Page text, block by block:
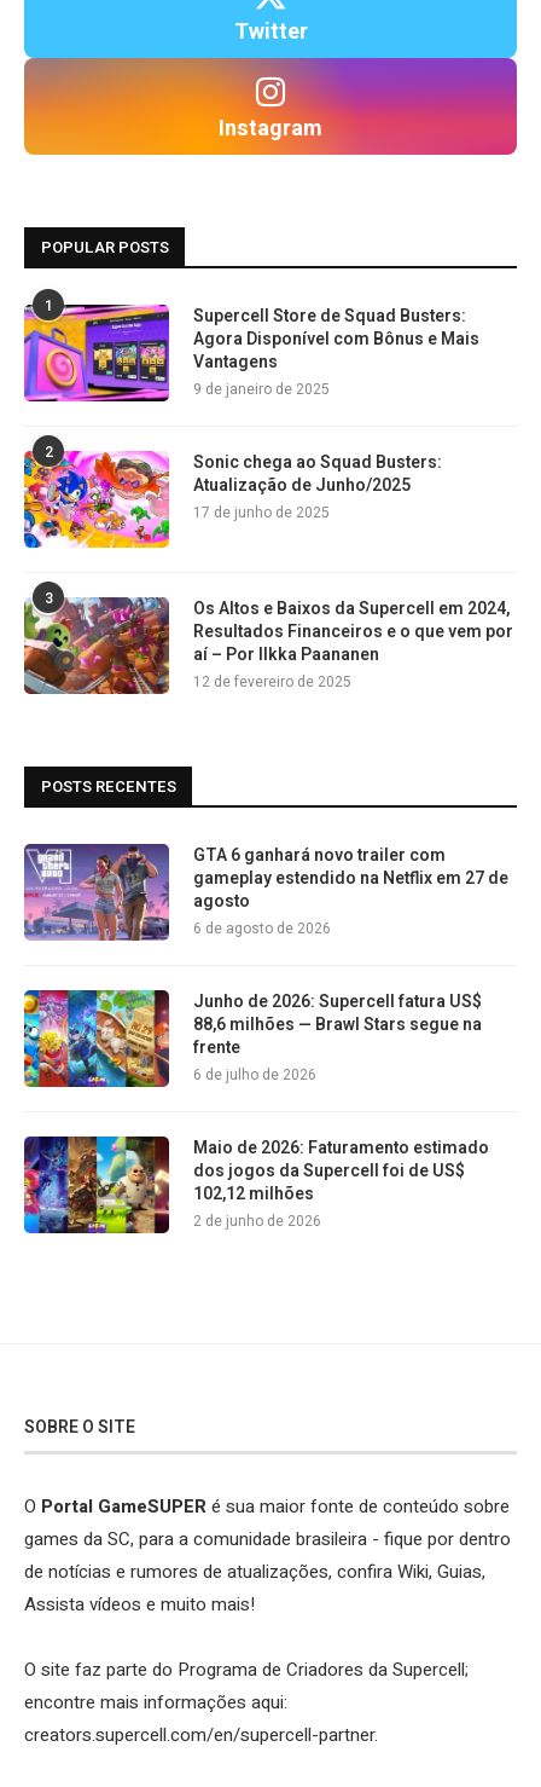
Twitter
Instagram
POPULAR POSTS
1
Supercell Store de Squad Busters:
Agora Disponível com Bônus e Mais
Vantagens
9 de janeiro de 2025
2
Sonic chega ao Squad Busters:
Atualização de Junho/2025
17 de junho de 2025
3
Os Altos e Baixos da Supercell em 2024,
Resultados Financeiros e o que vem por
aí – Por Ilkka Paananen
12 de fevereiro de 2025
POSTS RECENTES
GTA 6 ganhará novo trailer com
gameplay estendido na Netflix em 27 de
agosto
6 de agosto de 2026
Junho de 2026: Supercell fatura US$
88,6 milhões — Brawl Stars segue na
frente
6 de julho de 2026
Maio de 2026: Faturamento estimado
dos jogos da Supercell foi de US$
102,12 milhões
2 de junho de 2026
SOBRE O SITE
O Portal GameSUPERé sua maior fonte de conteúdo sobre
games da SC, para a comunidade brasileira - fique por dentro
de notícias e rumores de atualizações, confira Wiki, Guias,
Assista vídeos e muito mais!
O site faz parte do Programa de Criadores da Supercell;
encontre mais informações aqui:
creators.supercell.com/en/supercell-partner.